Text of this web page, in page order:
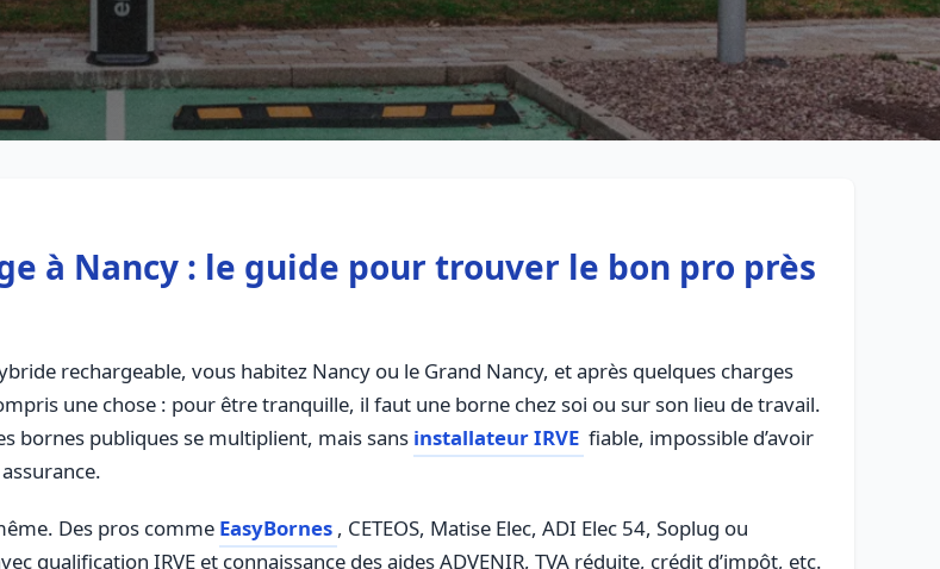
à Nancy : le guide pour trouver le bon pro près
rechargeable, vous habitez Nancy ou le Grand Nancy, et après quelques charges
une chose : pour être tranquille, il faut une borne chez soi ou sur son lieu de travail.
bornes publiques se multiplient, mais sans installateur IRVE fiable, impossible d’avoir
Des pros comme EasyBornes , CETEOS, Matise Elec, ADI Elec 54, Soplug ou
qualification IRVE et connaissance des aides ADVENIR, TVA réduite, crédit d’impôt, etc.